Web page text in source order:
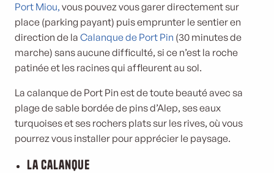
Port Miou, vous pouvez vous garer directement sur
place (parking payant) puis emprunter le sentier en
direction de la Calanque de Port Pin (30 minutes de
marche) sans aucune difficulté, si ce n’est la roche
patinée et les racines qui affleurent au sol.
La calanque de Port Pin est de toute beauté avec sa
plage de sable bordée de pins d’Alep, ses eaux
turquoises et ses rochers plats sur les rives, où vous
pourrez vous installer pour apprécier le paysage.
La Calanque